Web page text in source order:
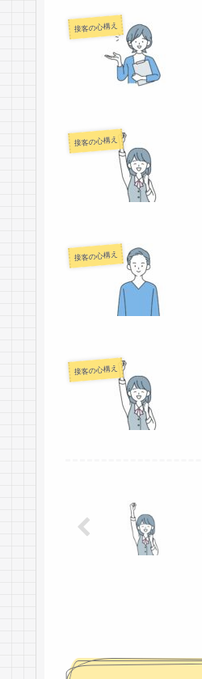
接客の心構え
接客の心構え
接客の心構え
接客の心構え